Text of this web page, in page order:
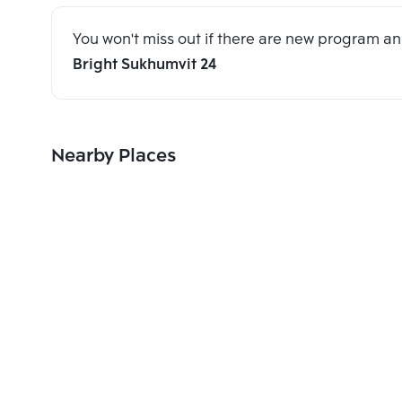
You won't miss out if there are new program
Bright Sukhumvit 24
Nearby Places